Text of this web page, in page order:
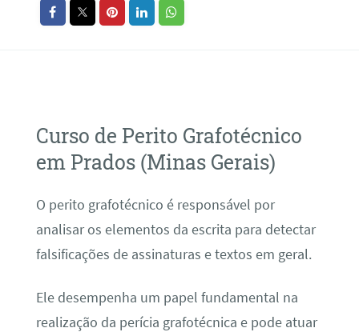
Curso de Perito Grafotécnico
em Prados (Minas Gerais)
O perito grafotécnico é responsável por
analisar os elementos da escrita para detectar
falsificações de assinaturas e textos em geral.
Ele desempenha um papel fundamental na
realização da perícia grafotécnica e pode atuar